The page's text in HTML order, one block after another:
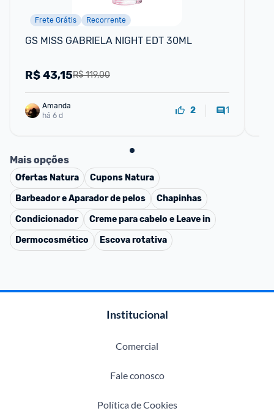
Frete Grátis Recorrente
GS MISS GABRIELA NIGHT EDT 30ML
R$ 119,00
R$43,15
Amanda
há 6 d
2 1
Mais opções
Ofertas Natura Cupons Natura
Barbeador e Aparador de pelos
Chapinhas
Condicionador
Creme para cabelo e Leave in
Dermocosmético
Escova rotativa
Institucional
Comercial
Fale conosco
Política de Cookies